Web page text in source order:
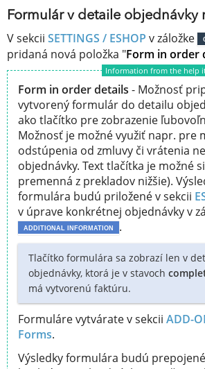
Formulár v detaile objednávky
V sekcii SETTINGS / ESHOP v záložke
pridaná nová položka "Form in order
Information from the help
Form in order details - Možnosť
vytvorený formulár do detailu
ako tlačítko pre zobrazenie
Možnosť je možné využiť napr. pre
odstúpenia od zmluvy či vrátenia
objednávky. Text tlačítka je možné
premenná z prekladov nižšie).
formulára budú priložené v sekcii
v úprave konkrétnej objednávky v
ADDITIONAL INFORMATION .
Tlačítko formulára sa zobrazí len v
objednávky, ktorá je v stavoch
má vytvorenú faktúru.
Formuláre vytvárate v sekcii ADD-
Forms.
Výsledky formulára budú